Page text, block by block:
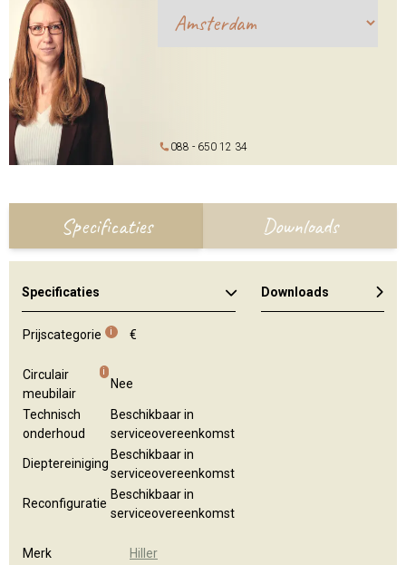
088 - 650 12 34
Specificaties Downloads
Specificaties
Prijscategorie i €
Circulair
meubilair
i
Nee
Technisch
onderhoud
Beschikbaar in
serviceovereenkomst
Dieptereiniging
Beschikbaar in
serviceovereenkomst
Reconfiguratie
Beschikbaar in
serviceovereenkomst
Merk
Hiller
Downloads